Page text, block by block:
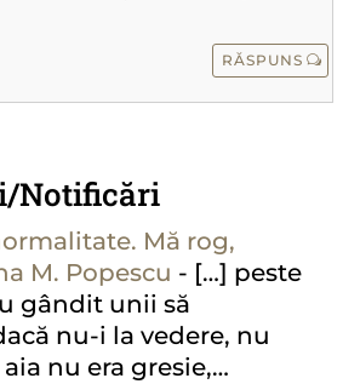
RĂSPUNS
Notificări
Mă rog,
M. Popescu - […] peste
gândit unii să
nu-i la vedere, nu
nu era gresie,…